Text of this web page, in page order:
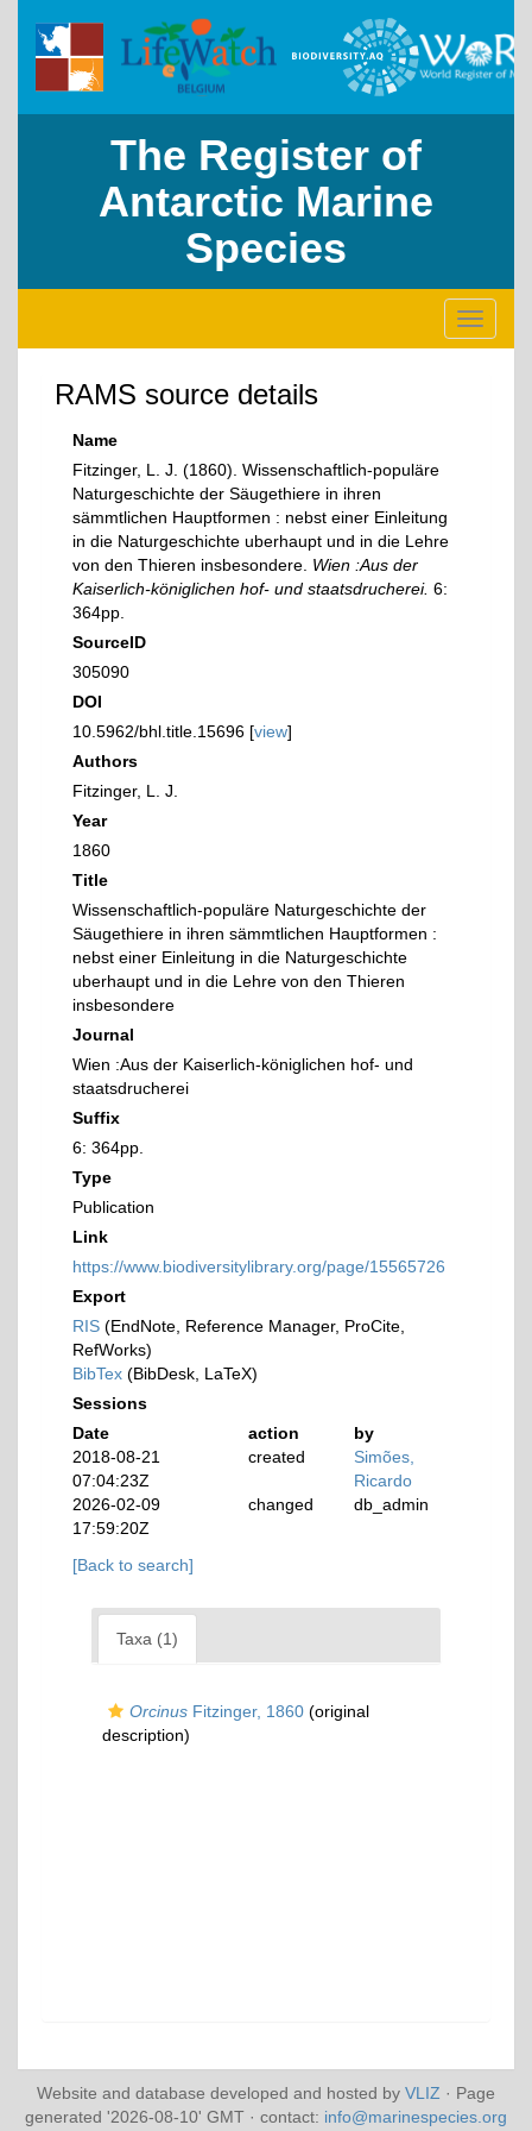
The Register of
Antarctic Marine
Species
Toggle
RAMS source details
Name
Fitzinger, L. J. (1860). Wissenschaftlich-populäre
Naturgeschichte der Säugethiere in ihren
sämmtlichen Hauptformen : nebst einer Einleitung
in die Naturgeschichte uberhaupt und in die Lehre
von den Thieren insbesondere. Wien :Aus der
Kaiserlich-königlichen hof- und staatsdrucherei. 6:
364pp.
SourceID
305090
DOI
10.5962/bhl.title.15696 [view]
Authors
Fitzinger, L. J.
Year
1860
Title
Wissenschaftlich-populäre Naturgeschichte der
Säugethiere in ihren sämmtlichen Hauptformen :
nebst einer Einleitung in die Naturgeschichte
uberhaupt und in die Lehre von den Thieren
insbesondere
Journal
Wien :Aus der Kaiserlich-königlichen hof- und
staatsdrucherei
Suffix
6: 364pp.
Type
Publication
Link
https://www.biodiversitylibrary.org/page/15565726
Export
RIS (EndNote, Reference Manager, ProCite,
RefWorks)
BibTex (BibDesk, LaTeX)
Sessions
Date
action
by
2018-08-21
07:04:23Z
created
Simões,
Ricardo
2026-02-09
17:59:20Z
changed db_admin
[Back to search]
Taxa (1)
Orcinus Fitzinger, 1860 (original
description)
Website and database developed and hosted by VLIZ · Page
generated '2026-08-10' GMT · contact: info@marinespecies.org